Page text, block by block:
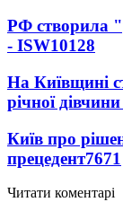
РФ створила
- ISW10128
На Київщині
річної дівчини
Київ про
прецедент7671
Читати коментарі